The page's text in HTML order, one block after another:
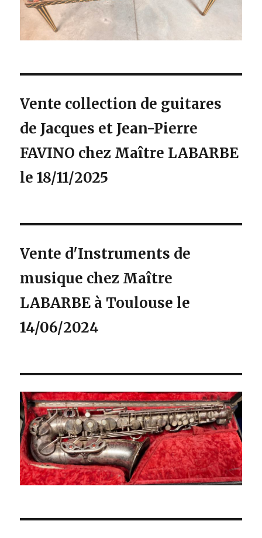
Vente collection de guitares
de Jacques et Jean-Pierre
FAVINO chez Maître LABARBE
le 18/11/2025
Vente d'Instruments de
musique chez Maître
LABARBE à Toulouse le
14/06/2024